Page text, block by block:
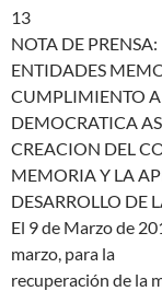
13
NOTA DE PRENSA:
ENTIDADES
CUMPLIMIENTO
DEMOCRATICA
CREACION DEL
MEMORIA Y LA
DESARROLLO DE
El 9 de Marzo de
marzo, para la
recuperación de la